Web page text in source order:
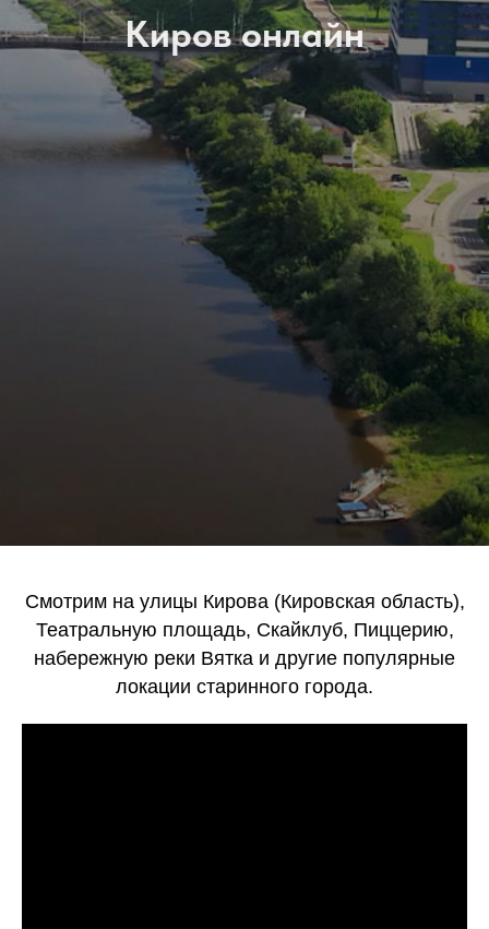
Киров онлайн
Смотрим на улицы Кирова (Кировская область),
Театральную площадь, Скайклуб, Пиццерию,
набережную реки Вятка и другие популярные
локации старинного города.